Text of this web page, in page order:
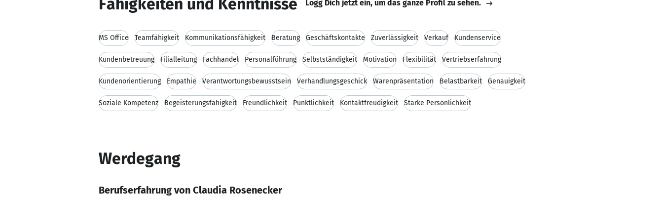
Fähigkeiten und Kenntnisse Logg Dich jetzt ein, um das ganze Profil zu sehen.
MS Office Teamfähigkeit Kommunikationsfähigkeit Beratung Geschäftskontakte Zuverlässigkeit Verkauf Kundenservice
Kundenbetreuung Filialleitung Fachhandel Personalführung Selbstständigkeit Motivation Flexibilität Vertriebserfahrung
Kundenorientierung Empathie Verantwortungsbewusstsein Verhandlungsgeschick Warenpräsentation Belastbarkeit Genauigkeit
Soziale Kompetenz Begeisterungsfähigkeit Freundlichkeit Pünktlichkeit Kontaktfreudigkeit Starke Persönlichkeit
Werdegang
Berufserfahrung von Claudia Rosenecker